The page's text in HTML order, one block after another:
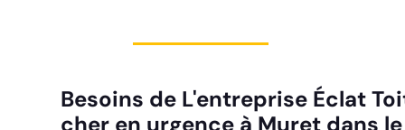
Besoins de L'entreprise Éclat
cher en urgence à Muret dans